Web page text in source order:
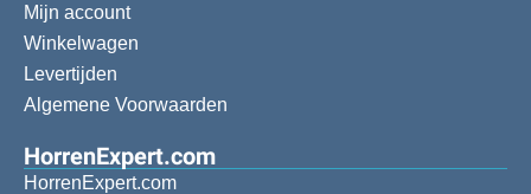
Mijn account
Winkelwagen
Levertijden
Algemene Voorwaarden
HorrenExpert.com
HorrenExpert.com